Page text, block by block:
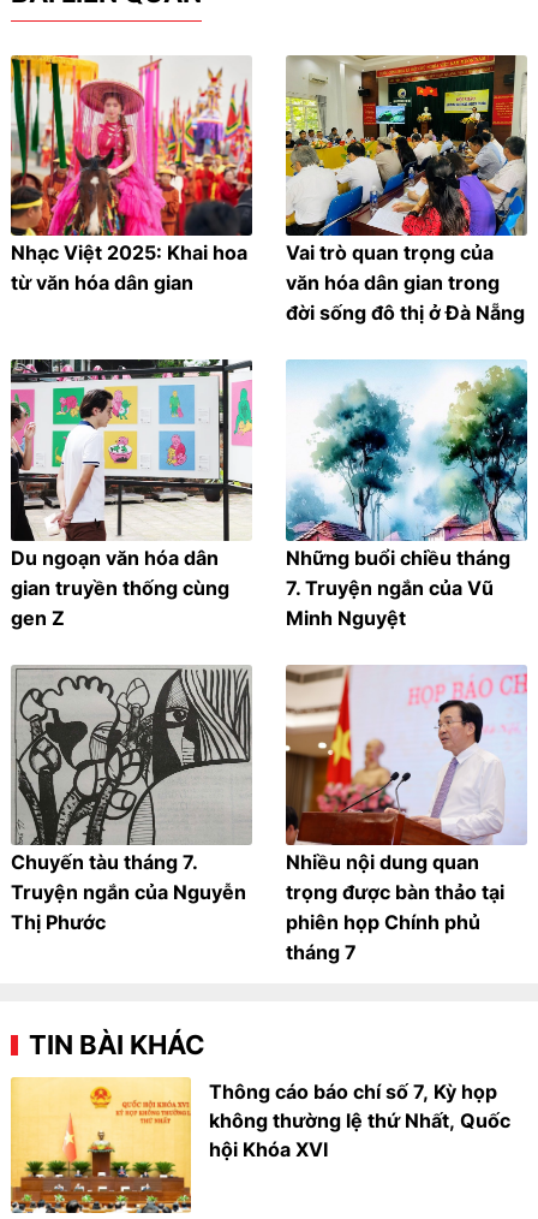
Nhạc Việt 2025: Khai hoa
từ văn hóa dân gian
Vai trò quan trọng của
văn hóa dân gian trong
đời sống đô thị ở Đà Nẵng
Du ngoạn văn hóa dân
gian truyền thống cùng
gen Z
Những buổi chiều tháng
7. Truyện ngắn của Vũ
Minh Nguyệt
Chuyến tàu tháng 7.
Truyện ngắn của Nguyễn
Thị Phước
Nhiều nội dung quan
trọng được bàn thảo tại
phiên họp Chính phủ
tháng 7
TIN BÀI KHÁC
Thông cáo báo chí số 7, Kỳ họp
không thường lệ thứ Nhất, Quốc
hội Khóa XVI